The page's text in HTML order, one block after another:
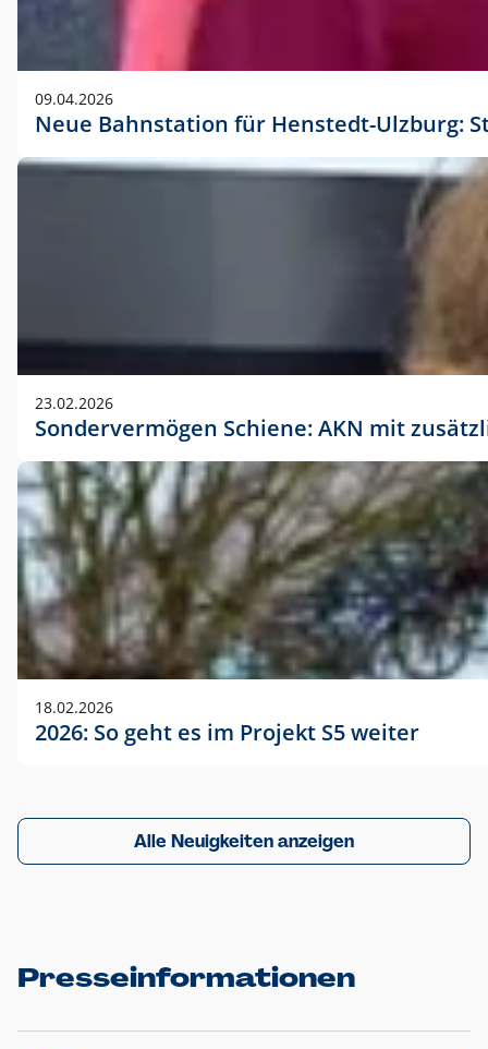
09.04.2026
Neue Bahnstation für Henstedt-Ulzburg:
23.02.2026
Sondervermögen Schiene: AKN mit
18.02.2026
2026: So geht es im Projekt S5 weiter
Alle Neuigkeiten anzeigen
Presseinformationen